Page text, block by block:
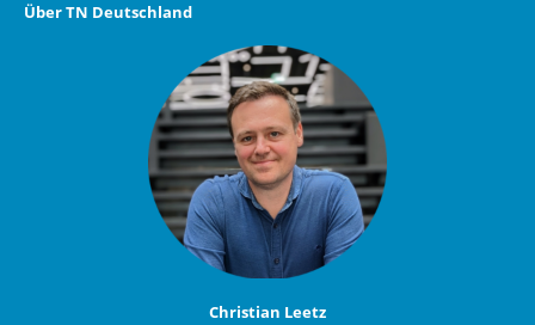
Über TN Deutschland
Christian Leetz